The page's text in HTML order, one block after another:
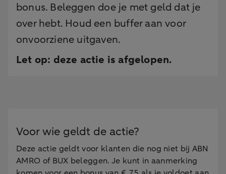
bonus. Beleggen doe je met geld dat je
over hebt. Houd een buffer aan voor
onvoorziene uitgaven.
Let op: deze actie is afgelopen.
Voor wie geldt de actie?
Deze actie geldt voor klanten die nog niet bij ABN
AMRO of BUX beleggen. Je kunt in aanmerking